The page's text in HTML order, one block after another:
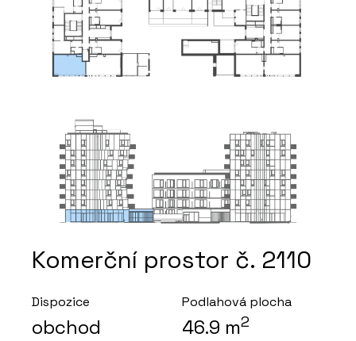
Komerční prostor č. 2110
Dispozice
obchod
Podlahová plocha
46.9 m2